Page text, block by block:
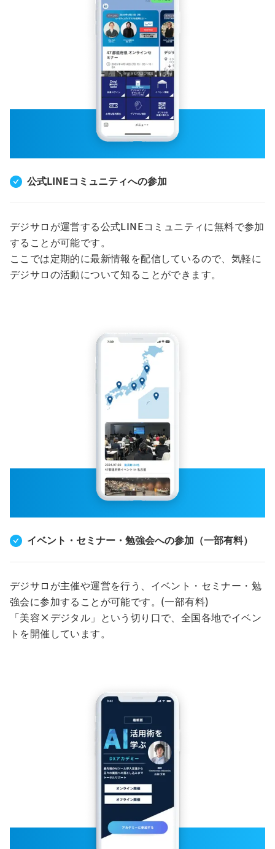
公式LINEコミュニティへの参加
デジサロが運営する公式LINEコミュニティに無料で参加
することが可能です。
ここでは定期的に最新情報を配信しているので、気軽に
デジサロの活動について知ることができます。
イベント・セミナー・勉強会への参加（一部有料）
デジサロが主催や運営を行う、イベント・セミナー・勉
強会に参加することが可能です。(一部有料)
「美容×デジタル」という切り口で、全国各地でイベン
トを開催しています。